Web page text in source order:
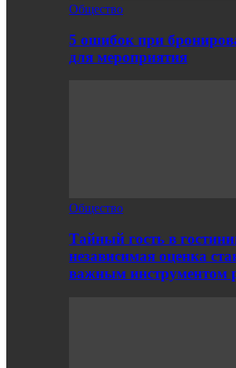
Общество
5 ошибок при
для мероприятия
Общество
Тайный гость в
независимая оценка
важным инструментом